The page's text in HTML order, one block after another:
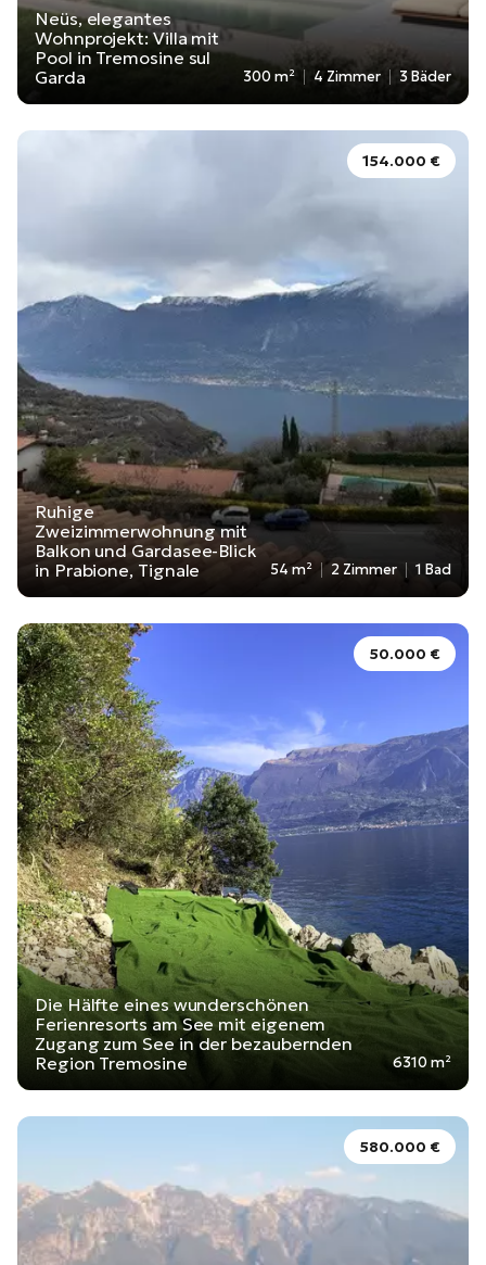
Neüs, elegantes
Wohnprojekt: Villa mit
Pool in Tremosine sul
Garda
300 m² 4 Zimmer 3 Bäder
154.000 €
Ruhige
Zweizimmerwohnung mit
Balkon und Gardasee-Blick
in Prabione, Tignale
54 m² 2 Zimmer 1 Bad
50.000 €
Die Hälfte eines wunderschönen
Ferienresorts am See mit eigenem
Zugang zum See in der bezaubernden
Region Tremosine
6310 m²
580.000 €